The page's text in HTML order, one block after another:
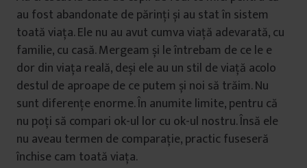
au fost abandonate de părinți și au stat în sistem
toată viața. Ele nu au avut cumva viață adevarată, cu
familie, cu casă. Mergeam și le întrebam de ce le e
dor din viața reală, deși ele au un stil de viață acolo
destul de aproape de ce putem și noi să trăim. Nu
sunt diferențe enorme. În anumite limite, pentru că
nu poți să compari ok-ul lor cu ok-ul nostru. Însă ele
nu aveau termen de comparație, practic fuseseră
închise cam toată viața.